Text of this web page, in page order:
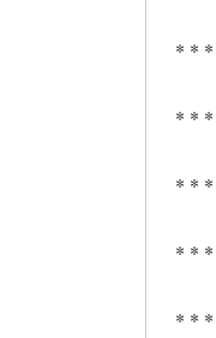
* * *
* * *
* * *
* * *
* * *